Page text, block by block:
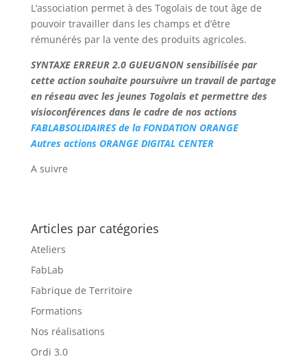
L’association permet à des Togolais de tout âge de
pouvoir travailler dans les champs et d’être
rémunérés par la vente des produits agricoles.
SYNTAXE ERREUR 2.0 GUEUGNON sensibilisée par
cette action souhaite poursuivre un travail de partage
en réseau avec les jeunes Togolais et permettre des
visioconférences dans le cadre de nos actions
FABLABSOLIDAIRES de la FONDATION ORANGE
Autres actions ORANGE DIGITAL CENTER
A suivre
Articles par catégories
Ateliers
FabLab
Fabrique de Territoire
Formations
Nos réalisations
Ordi 3.0